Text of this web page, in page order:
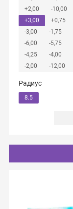
+2,00
-10,00
+3,00
+0,75
-3,00
-1,75
-6,00
-5,75
-4,25
-4,00
-2,00
-12,00
Радиус
8.5